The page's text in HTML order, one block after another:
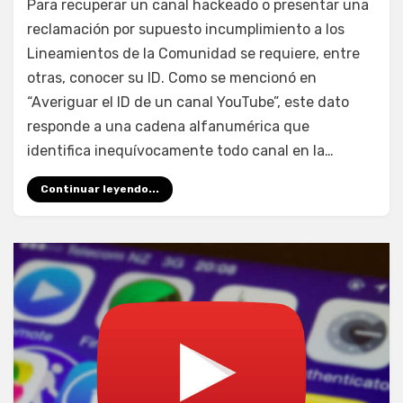
ID
de
canal
YouTube
Para recuperar un canal hackeado o presentar una
reclamación por supuesto incumplimiento a los
Lineamientos de la Comunidad se requiere, entre
otras, conocer su ID. Como se mencionó en
“Averiguar el ID de un canal YouTube”, este dato
responde a una cadena alfanumérica que
identifica inequívocamente todo canal en la…
Continuar leyendo...